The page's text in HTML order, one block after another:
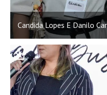
Candida Lopes E Danilo